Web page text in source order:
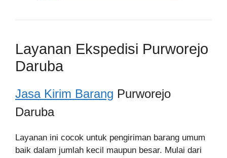
Layanan Ekspedisi Purworejo
Daruba
Jasa Kirim Barang Purworejo
Daruba
Layanan ini cocok untuk pengiriman barang umum
baik dalam jumlah kecil maupun besar. Mulai dari